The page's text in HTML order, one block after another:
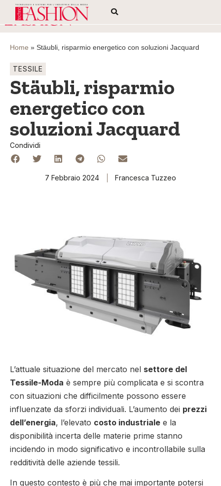
Home » Stäubli, risparmio energetico con soluzioni Jacquard
TESSILE
Stäubli, risparmio
energetico con
soluzioni Jacquard
Condividi
7 Febbraio 2024 Francesca Tuzzeo
L’attuale situazione del mercato nel settore del
Tessile-Moda è sempre più complicata e si scontra
con situazioni che difficilmente possono essere
influenzate da sforzi individuali. L’aumento dei prezzi
dell’energia, l’elevato costo industriale e la
disponibilità incerta delle materie prime stanno
incidendo in modo significativo e incontrollabile sulla
redditività delle aziende tessili.
In questo contesto è più che mai importante potersi